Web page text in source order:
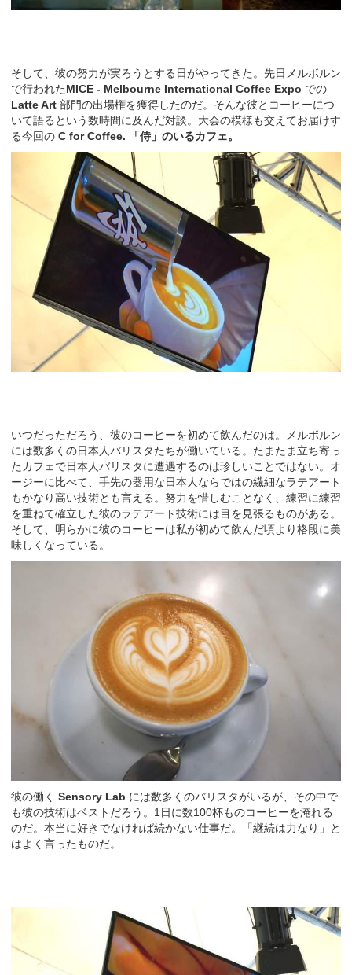
そして、彼の努力が実ろうとする日がやってきた。先日メルボルン
で行われたMICE - Melbourne International Coffee Expo での
Latte Art 部門の出場権を獲得したのだ。そんな彼とコーヒーにつ
いて語るという数時間に及んだ対談。大会の模様も交えてお届けす
る今回の C for Coffee. 「侍」のいるカフェ。
いつだっただろう、彼のコーヒーを初めて飲んだのは。メルボルン
には数多くの日本人バリスタたちが働いている。たまたま立ち寄っ
たカフェで日本人バリスタに遭遇するのは珍しいことではない。オ
ージーに比べて、手先の器用な日本人ならではの繊細なラテアート
もかなり高い技術とも言える。努力を惜しむことなく、練習に練習
を重ねて確立した彼のラテアート技術には目を見張るものがある。
そして、明らかに彼のコーヒーは私が初めて飲んだ頃より格段に美
味しくなっている。
彼の働く Sensory Lab には数多くのバリスタがいるが、その中で
も彼の技術はベストだろう。1日に数100杯ものコーヒーを淹れる
のだ。本当に好きでなければ続かない仕事だ。「継続は力なり」と
はよく言ったものだ。